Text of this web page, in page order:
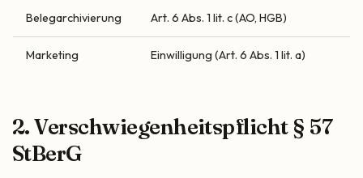
Belegarchivierung Art. 6 Abs. 1 lit. c (AO, HGB)
Marketing Einwilligung (Art. 6 Abs. 1 lit. a)
2. Verschwiegenheitspflicht § 57
StBerG